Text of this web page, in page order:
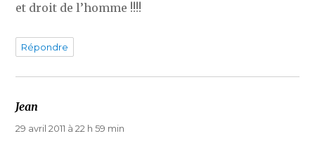
et droit de l’homme !!!!
Répondre
Jean
29 avril 2011 à 22 h 59 min